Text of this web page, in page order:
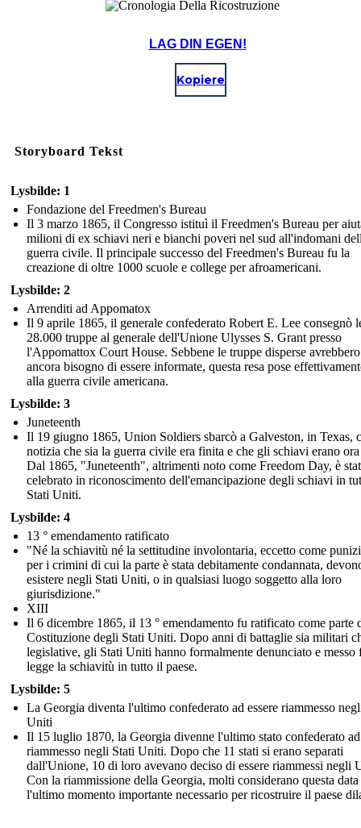
LAG DIN EGEN!
Kopiere
Storyboard Tekst
Lysbilde: 1
Fondazione del Freedmen's Bureau
Il 3 marzo 1865, il Congresso istituì il Freedmen's Bureau per
milioni di ex schiavi neri e bianchi poveri nel sud all'indomani
guerra civile. Il principale successo del Freedmen's Bureau fu la
creazione di oltre 1000 scuole e college per afroamericani.
Lysbilde: 2
Arrenditi ad Appomatox
Il 9 aprile 1865, il generale confederato Robert E. Lee consegnò
28.000 truppe al generale dell'Unione Ulysses S. Grant presso
l'Appomattox Court House. Sebbene le truppe disperse avrebbero
ancora bisogno di essere informate, questa resa pose
alla guerra civile americana.
Lysbilde: 3
Juneteenth
Il 19 giugno 1865, Union Soldiers sbarcò a Galveston, in Texas,
notizia che sia la guerra civile era finita e che gli schiavi erano
Dal 1865, "Juneteenth", altrimenti noto come Freedom Day, è
celebrato in riconoscimento dell'emancipazione degli schiavi in
Stati Uniti.
Lysbilde: 4
13 ° emendamento ratificato
"Né la schiavitù né la settitudine involontaria, eccetto come
per i crimini di cui la parte è stata debitamente condannata,
esistere negli Stati Uniti, o in qualsiasi luogo soggetto alla loro
giurisdizione."
XIII
Il 6 dicembre 1865, il 13 ° emendamento fu ratificato come parte
Costituzione degli Stati Uniti. Dopo anni di battaglie sia militari
legislative, gli Stati Uniti hanno formalmente denunciato e messo
legge la schiavitù in tutto il paese.
Lysbilde: 5
La Georgia diventa l'ultimo confederato ad essere riammesso
Uniti
Il 15 luglio 1870, la Georgia divenne l'ultimo stato confederato ad
riammesso negli Stati Uniti. Dopo che 11 stati si erano separati
dall'Unione, 10 di loro avevano deciso di essere riammessi negli
Con la riammissione della Georgia, molti considerano questa data
l'ultimo momento importante necessario per ricostruire il paese